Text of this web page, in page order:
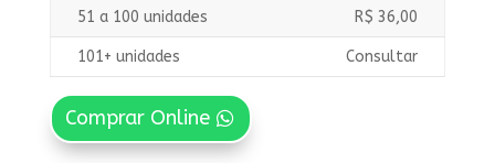
51 a 100 unidades R$ 36,00
101+ unidades Consultar
Comprar Online